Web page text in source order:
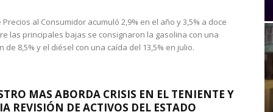
Precios al Consumidor acumuló 2,9% en el año y 3,5% a doce
las principales bajas se consignaron la gasolina con una
de 8,5% y el diésel con una caída del 13,5% en julio.
MAS ABORDA CRISIS EN EL TENIENTE Y
REVISIÓN DE ACTIVOS DEL ESTADO